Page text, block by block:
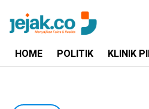
HOME POLITIK KLINIK